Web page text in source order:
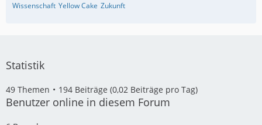
Wissenschaft Yellow Cake Zukunft
Statistik
49 Themen 194 Beiträge (0,02 Beiträge pro Tag)
Benutzer online in diesem Forum